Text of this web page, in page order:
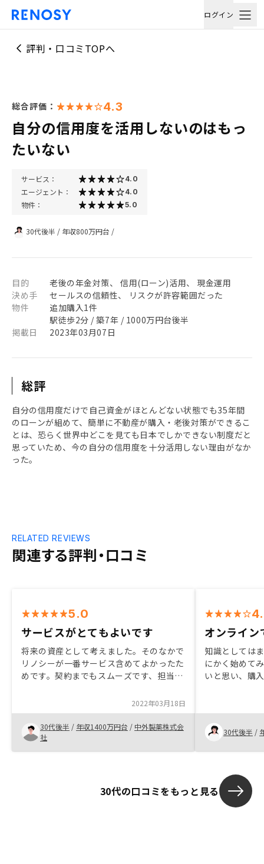
ログイン
評判・口コミTOPへ
総合評価： 4.3
自分の信用度を活用しないのはもっ
たいない
サービス： 4.0
エージェント： 4.0
物件： 5.0
30代後半 / 年収800万円台 /
目的
老後の年金対策、 信用(ローン)活用、 現金運用
決め手
セールスの信頼性、 リスクが許容範囲だった
物件
追加購入1件
駅徒歩2分 / 築7年 / 1000万円台後半
掲載日
2023年03月07日
総評
自分の信用度だけで自己資金がほとんどない状態でも35年間
のローンが組めて、簡単に不動産が購入・老後対策ができるこ
とは、恐らく世界中どこを見ても日本でしかできない制度だと
思っていため、今の自分の信用度を十分活用しない理由がなか
った。
関連する評判・口コミ
RELATED REVIEWS
5.0
サービスがとてもよいです
将来の資産として考えました。そのなかで
リノシーが一番サービス含めてよかったた
めです。契約までもスムーズです、担当の
後ともよろしくお願い申し上げます。また
今後も購入を考えて開きます
2022年03月18日
30代後半 / 年収1400万円台 / 中外製薬株式会
社
オンライン
知識としては
にかく始めて
いと思い、購
た、管理体制
けました。
30代後半 /
30代の口コミをもっと見る